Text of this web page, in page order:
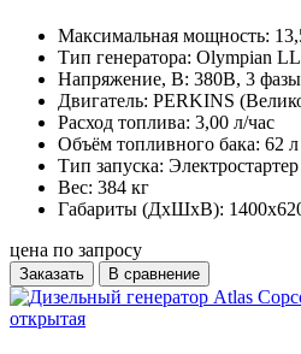
Максимальная мощность:
Тип генератора: Olympian
Напряжение, В: 380В, 3 фазы
Двигатель: PERKINS
Расход топлива: 3,00 л/час
Объём топливного бака: 62 л
Тип запуска: Электростартер
Вес: 384 кг
Габариты (ДхШхВ):
цена по запросу
Заказать В сравнение